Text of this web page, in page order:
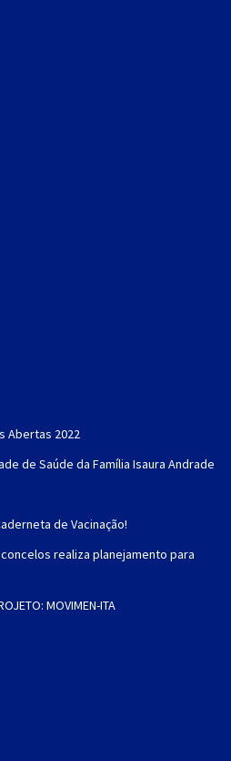
Abertas 2022
de Saúde da Família Isaura Andrade
de Vacinação!
realiza planejamento para
MOVIMEN-ITA